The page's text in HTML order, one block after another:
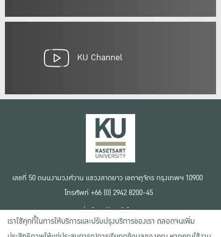
KU Channel
เลขที่ 50 ถนนงามวงศ์วาน แขวงลาดยาว เขตจตุจักร กรุงเทพฯ 10900
โทรศัพท์ +66 (0) 2942 8200-45
เงื่อนไขการใช้งานเว็บไซต์
ข้อตกลงด้านสิทธิ์ใช้งาน
นโยบายความเป็นส่วนตัว
เราใช้คุกกี้ในการให้บริการและปรับปรุงบริการของเรา ตลอดจนเพิ่ม